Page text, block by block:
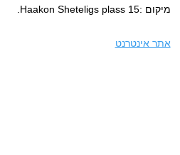
מיקום :Haakon Sheteligs plass 15.
אתר אינטרנט